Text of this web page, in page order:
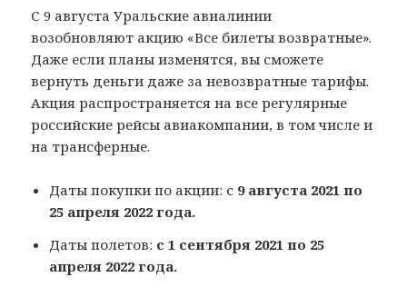
С 9 августа Уральские авиалинии
возобновляют акцию «Все билеты возвратные».
Даже если планы изменятся, вы сможете
вернуть деньги даже за невозвратные тарифы.
Акция распространяется на все регулярные
российские рейсы авиакомпании, в том числе и
на трансферные.
Даты покупки по акции: с 9 августа 2021 по
25 апреля 2022 года.
Даты полетов: с 1 сентября 2021 по 25
апреля 2022 года.